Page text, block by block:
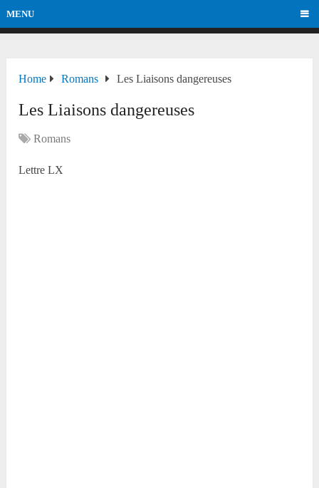
MENU
Home Romans Les Liaisons dangereuses
Les Liaisons dangereuses
Romans
Lettre LX